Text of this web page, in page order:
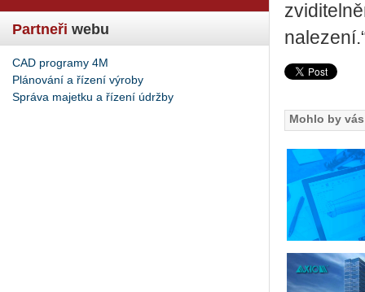
Partneři webu
CAD programy 4M
Plánování a řízení výroby
Správa majetku a řízení údržby
Mohlo by